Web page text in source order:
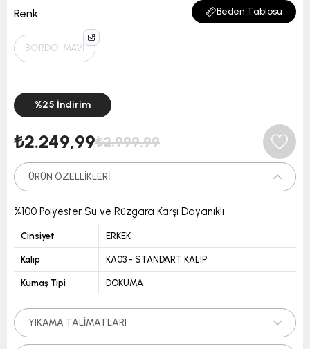
Renk Beden Tablosu
BORDO-MAVİ
%25 İndirim
₺2.999,99
₺2.249,99
ÜRÜN ÖZELLIKLERI
%100 Polyester Su ve Rüzgara Karşı Dayanıklı
Cinsiyet ERKEK
Kalıp KA03 - STANDART KALIP
Kumaş Tipi DOKUMA
YIKAMA TALIMATLARI